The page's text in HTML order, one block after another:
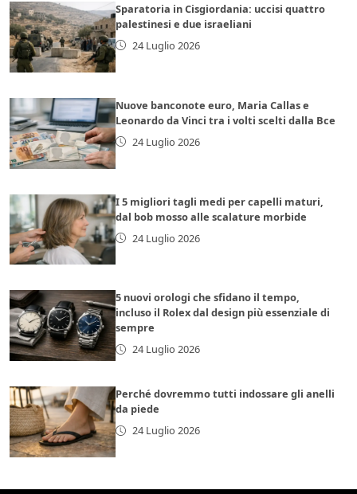
Sparatoria in Cisgiordania: uccisi quattro
palestinesi e due israeliani
24 Luglio 2026
Nuove banconote euro, Maria Callas e
Leonardo da Vinci tra i volti scelti dalla Bce
24 Luglio 2026
I 5 migliori tagli medi per capelli maturi,
dal bob mosso alle scalature morbide
24 Luglio 2026
5 nuovi orologi che sfidano il tempo,
incluso il Rolex dal design più essenziale di
sempre
24 Luglio 2026
Perché dovremmo tutti indossare gli anelli
da piede
24 Luglio 2026